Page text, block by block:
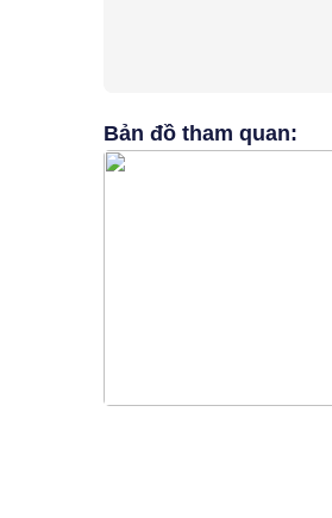
Bản đồ tham quan: